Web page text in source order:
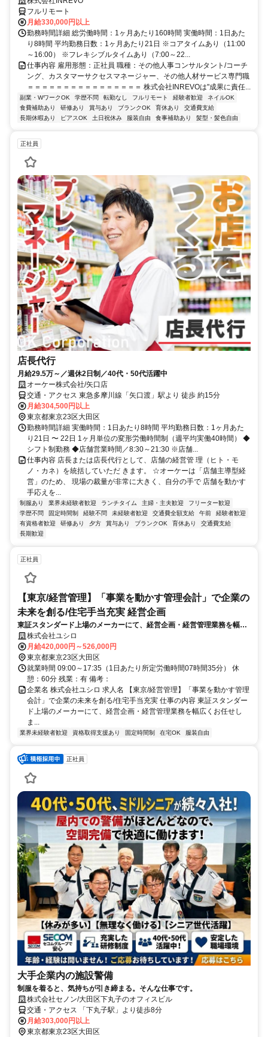
フルリモート
月給330,000円以上
勤務時間詳細 総労働時間：1ヶ月あたり160時間 実働時間：1日あた
り8時間 平均勤務日数：1ヶ月あたり21日 ※コアタイムあり（11:00
～16:00） ※フレキシブルタイムあり（7:00～22...
仕事内容 雇用形態：正社員 職種：その他人事コンサルタント/コーチ
ング、カスタマーサクセスマネージャー、その他人材サービス専門職
＝＝＝＝＝＝＝＝＝＝＝＝＝＝＝＝ 株式会社INREVOは"成果に責任...
副業・WワークOK 学歴不問 転勤なし フルリモート 経験者歓迎
ネイルOK
食費補助あり
研修あり 賞与あり ブランクOK 育休あり
交通費支給
長期休暇あり
ピアスOK 土日祝休み 服装自由 食事補助あり 髪型・髪色自由
正社員
店長代行
月給29.5万～／週休2日制／40代・50代活躍中
オーケー株式会社/矢口店
交通・アクセス 東急多摩川線「矢口渡」駅より 徒歩 約15分
月給304,500円以上
東京都東京23区大田区
勤務時間詳細 実働時間：1日あたり8時間 平均勤務日数：1ヶ月あた
り21日 〜 22日 1ヶ月単位の変形労働時間制（週平均実働40時間） ◆
シフト制勤務 ◆店舗営業時間／8:30～21:30 ※店舗...
仕事内容 店長または店長代行として、店舗の経営管 理（ヒト・モ
ノ・カネ）を統括していただ きます。 ☆オーケーは「店舗主導型経
営」のため、 現場の裁量が非常に大きく、自分の手で 店舗を動かす
手応えを...
制服あり 業界未経験者歓迎 ランチタイム 主婦・主夫歓迎
フリーター歓迎
学歴不問
固定時間制 経験不問 未経験者歓迎 交通費全額支給 午前
経験者歓迎
有資格者歓迎
研修あり 夕方 賞与あり ブランクOK 育休あり
交通費支給
長期歓迎
正社員
【東京/経営管理】「事業を動かす管理会計」で企業の
未来を創る/住宅手当充実 経営企画
東証スタンダード上場のメーカーにて、経営企画・経営管理業務を幅広
くお任せします。中長期ビジョンの推進やグローバル経営戦略の構築な
ど、管理会計を通じてグループ全体の成長を牽引いただきます。
株式会社ユシロ
月給420,000円～526,000円
東京都東京23区大田区
就業時間 09:00～17:35（1日あたり所定労働時間07時間35分） 休
憩：60分 残業：有 備考：
企業名 株式会社ユシロ 求人名 【東京/経営管理】「事業を動かす管理
会計」で企業の未来を創る/住宅手当充実 仕事の内容 東証スタンダー
ド上場のメーカーにて、経営企画・経営管理業務を幅広くお任せし
ま...
業界未経験者歓迎 資格取得支援あり 固定時間制 在宅OK 服装自由
正社員
大手企業内の施設警備
制服を着ると、気持ちが引き締まる。そんな仕事です。
株式会社セノン/大田区下丸子のオフィスビル
交通・アクセス 「下丸子駅」より徒歩8分
月給303,000円以上
東京都東京23区大田区